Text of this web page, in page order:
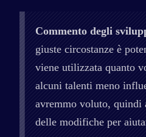
Commento degli
giuste circostanze è
viene utilizzata quanto
alcuni talenti meno
avremmo voluto, quindi
delle modifiche per